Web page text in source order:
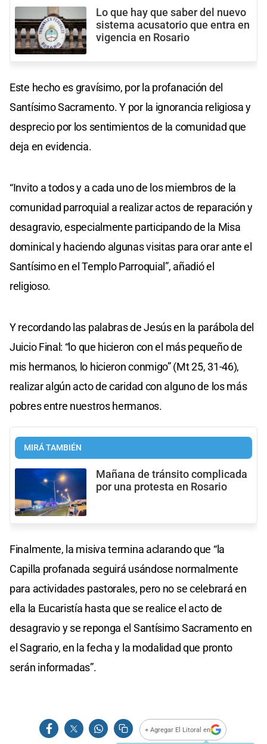
Lo que hay que saber del nuevo
sistema acusatorio que entra en
vigencia en Rosario
Este hecho es gravísimo, por la profanación del
Santísimo Sacramento. Y por la ignorancia religiosa y
desprecio por los sentimientos de la comunidad que
deja en evidencia.
“Invito a todos y a cada uno de los miembros de la
comunidad parroquial a realizar actos de reparación y
desagravio, especialmente participando de la Misa
dominical y haciendo algunas visitas para orar ante el
Santísimo en el Templo Parroquial”, añadió el
religioso.
Y recordando las palabras de Jesús en la parábola del
Juicio Final: “lo que hicieron con el más pequeño de
mis hermanos, lo hicieron conmigo” (Mt 25, 31-46),
realizar algún acto de caridad con alguno de los más
pobres entre nuestros hermanos.
MIRÁ TAMBIÉN
Mañana de tránsito complicada
por una protesta en Rosario
Finalmente, la misiva termina aclarando que “la
Capilla profanada seguirá usándose normalmente
para actividades pastorales, pero no se celebrará en
ella la Eucaristía hasta que se realice el acto de
desagravio y se reponga el Santísimo Sacramento en
el Sagrario, en la fecha y la modalidad que pronto
serán informadas”.
+ Agregar El Litoral en